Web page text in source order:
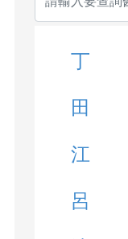
丁
田
江
呂